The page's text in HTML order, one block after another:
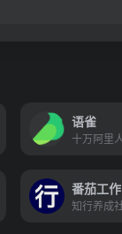
语雀
番茄工作